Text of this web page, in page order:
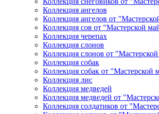
Коллекция ангелов
Коллекция ангелов от
Коллекция сов от "Мастерской
Коллекция черепах
Коллекция слонов
Коллекция слонов от
Коллекция собак
Коллекция собак от
Коллекция лис
Коллекция медведей
Коллекция медведей от
Коллекция солдатиков от